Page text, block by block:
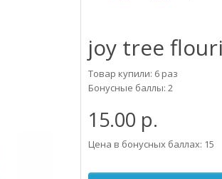
joy tree
Товар купили: 6 раз
Бонусные баллы: 2
15.00 р.
Цена в бонусных баллах: 15